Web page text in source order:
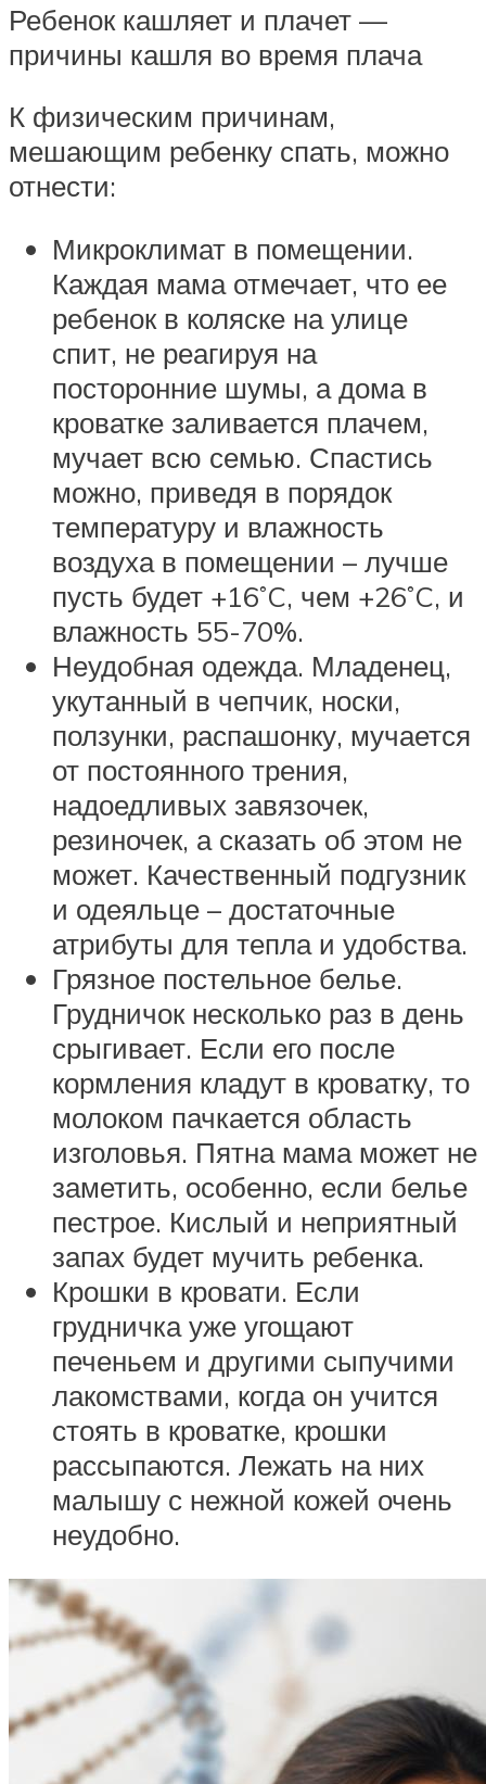
Ребенок кашляет и плачет —
причины кашля во время плача
К физическим причинам,
мешающим ребенку спать, можно
отнести:
Микроклимат в помещении.
Каждая мама отмечает, что ее
ребенок в коляске на улице
спит, не реагируя на
посторонние шумы, а дома в
кроватке заливается плачем,
мучает всю семью. Спастись
можно, приведя в порядок
температуру и влажность
воздуха в помещении – лучше
пусть будет +16˚C, чем +26˚C, и
влажность 55-70%.
Неудобная одежда. Младенец,
укутанный в чепчик, носки,
ползунки, распашонку, мучается
от постоянного трения,
надоедливых завязочек,
резиночек, а сказать об этом не
может. Качественный подгузник
и одеяльце – достаточные
атрибуты для тепла и удобства.
Грязное постельное белье.
Грудничок несколько раз в день
срыгивает. Если его после
кормления кладут в кроватку, то
молоком пачкается область
изголовья. Пятна мама может не
заметить, особенно, если белье
пестрое. Кислый и неприятный
запах будет мучить ребенка.
Крошки в кровати. Если
грудничка уже угощают
печеньем и другими сыпучими
лакомствами, когда он учится
стоять в кроватке, крошки
рассыпаются. Лежать на них
малышу с нежной кожей очень
неудобно.